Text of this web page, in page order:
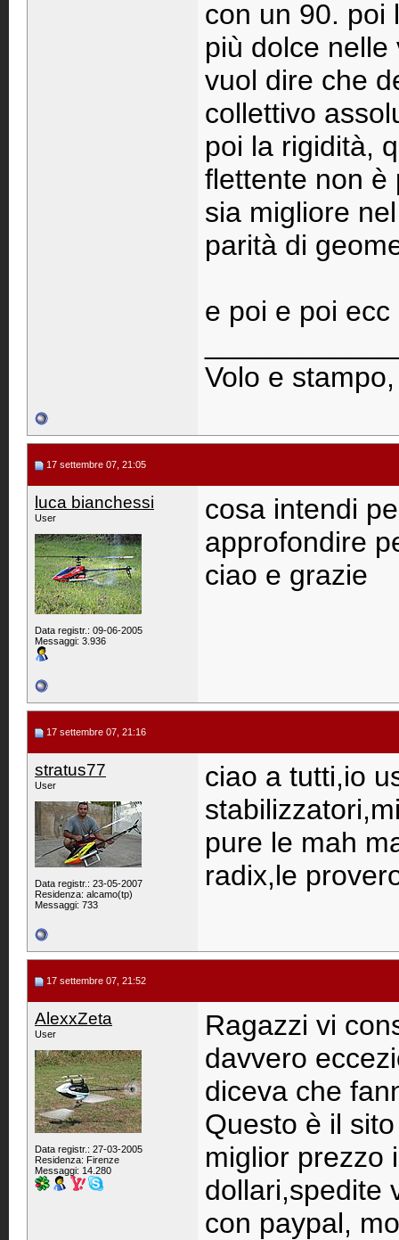
con un 90. poi
più dolce
vuol dire che
collettivo
poi la rigidità,
flettente non è
sia migliore
parità di
e poi e poi
Volo e
17 settembre 07, 21:05
luca bianchessi
User
Data registr.: 09-06-2005
Messaggi: 3.936
cosa intendi
approfondire
ciao e grazie
17 settembre 07, 21:16
stratus77
User
Data registr.: 23-05-2007
Residenza: alcamo(tp)
Messaggi: 733
ciao a tutti,io
pure le mah
radix,le
17 settembre 07, 21:52
AlexxZeta
User
Data registr.: 27-03-2005
Residenza: Firenze
Messaggi: 14.280
Ragazzi vi
davvero
diceva che
Questo è il
miglior prezzo
dollari,spedite
con paypal,